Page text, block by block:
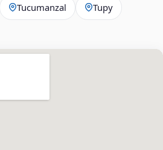
Tucumanzal Tupy